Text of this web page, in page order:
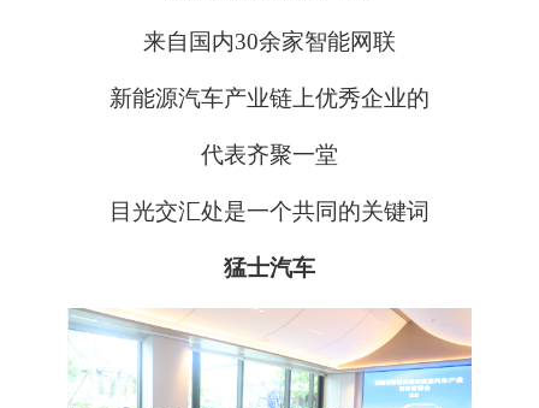
来自国内30余家智能网联
新能源汽车产业链上优秀企业的
代表齐聚一堂
目光交汇处是一个共同的关键词
猛士汽车